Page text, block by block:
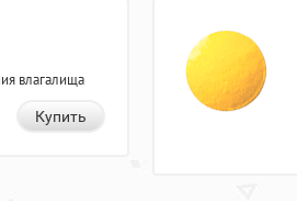
влагалища
Купить